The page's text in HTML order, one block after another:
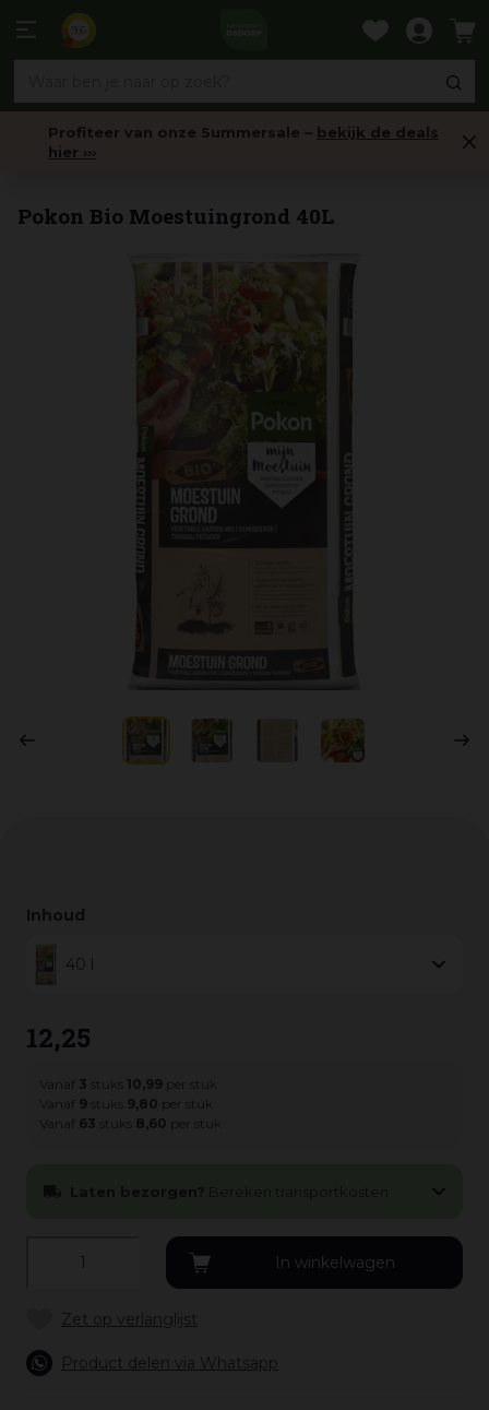
naar
Profiteer van onze Summersale – bekijk de deals
hier ›››
Pokon Bio Moestuingrond 40L
Inhoud
40 l
12,25
Vanaf 3 stuks 10,99 per stuk
Vanaf 9 stuks 9,80 per stuk
Vanaf 63 stuks 8,60 per stuk
Product delen via Whatsapp